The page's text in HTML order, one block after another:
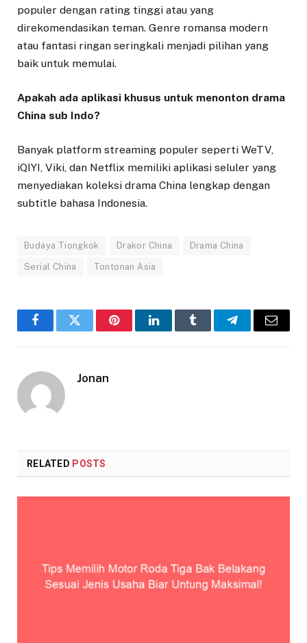
populer dengan rating tinggi atau yang
direkomendasikan teman. Genre romansa modern
atau fantasi ringan seringkali menjadi pilihan yang
baik untuk memulai.
Apakah ada aplikasi khusus untuk menonton drama
China sub Indo?
Banyak platform streaming populer seperti WeTV,
iQIYI, Viki, dan Netflix memiliki aplikasi seluler yang
menyediakan koleksi drama China lengkap dengan
subtitle bahasa Indonesia.
Budaya Tiongkok Drakor China Drama China
Serial China Tontonan Asia
FacebookTwitter PinterestLinkedInTumblr TelegramEmail
Jonan
RELATED POSTS